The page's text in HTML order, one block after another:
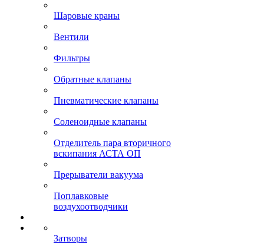
Шаровые краны
Вентили
Фильтры
Обратные клапаны
Пневматические клапаны
Соленоидные клапаны
Отделитель пара вторичного
вскипания АСТА ОП
Прерыватели вакуума
Поплавковые
воздухоотводчики
Затворы